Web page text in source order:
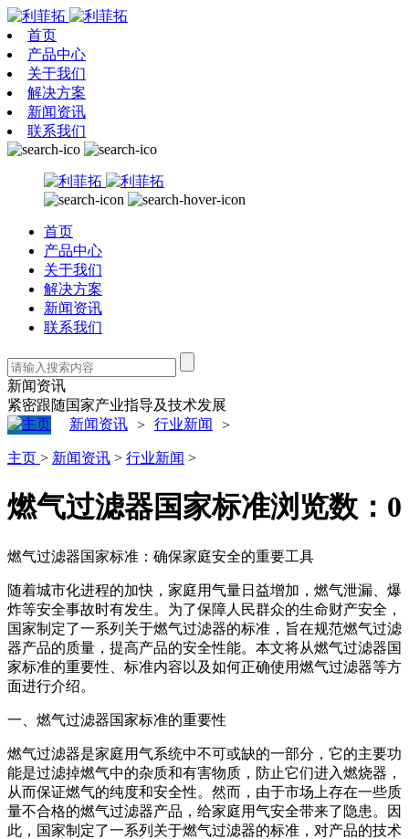
首页
产品中心
关于我们
解决方案
新闻资讯
联系我们
首页
产品中心
关于我们
解决方案
新闻资讯
联系我们
新闻资讯
紧密跟随国家产业指导及技术发展
新闻资讯 > 行业新闻 >
主页 > 新闻资讯 > 行业新闻 >
燃气过滤器国家标准浏览数： 0
燃气过滤器国家标准：确保家庭安全的重要工具
随着城市化进程的加快，家庭用气量日益增加，燃气泄漏、爆
炸等安全事故时有发生。为了保障人民群众的生命财产安全，
国家制定了一系列关于燃气过滤器的标准，旨在规范燃气过滤
器产品的质量，提高产品的安全性能。本文将从燃气过滤器国
家标准的重要性、标准内容以及如何正确使用燃气过滤器等方
面进行介绍。
一、燃气过滤器国家标准的重要性
燃气过滤器是家庭用气系统中不可或缺的一部分，它的主要功
能是过滤掉燃气中的杂质和有害物质，防止它们进入燃烧器，
从而保证燃气的纯度和安全性。然而，由于市场上存在一些质
量不合格的燃气过滤器产品，给家庭用气安全带来了隐患。因
此，国家制定了一系列关于燃气过滤器的标准，对产品的技术